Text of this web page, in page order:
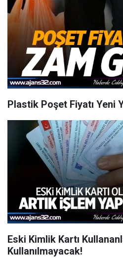
Plastik Poşet Fiyatı Yeni
Eski Kimlik Kartı
Kullanılmayacak!